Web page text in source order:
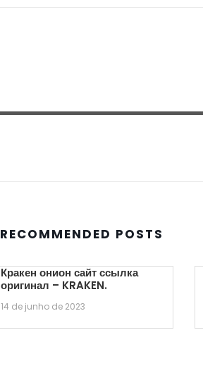
RECOMMENDED POSTS
Кракен онион сайт ссылка
оригинал – KRAKEN.
14 de junho de 2023